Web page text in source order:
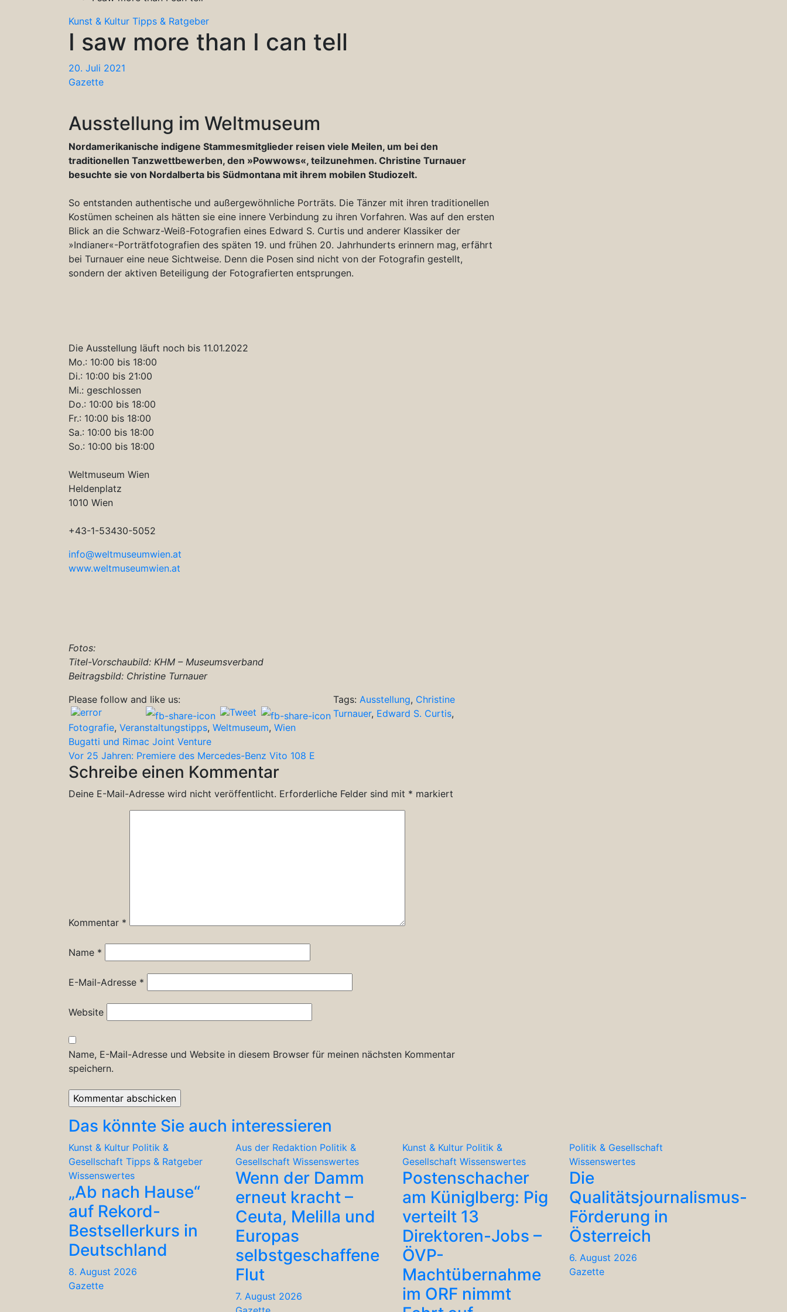
Kunst & Kultur Tipps & Ratgeber
I saw more than I can tell
20. Juli 2021
Gazette
Ausstellung im Weltmuseum
Nordamerikanische indigene Stammesmitglieder reisen viele Meilen, um bei den
traditionellen Tanzwettbewerben, den »Powwows«, teilzunehmen. Christine Turnauer
besuchte sie von Nordalberta bis Südmontana mit ihrem mobilen Studiozelt.
So entstanden authentische und außergewöhnliche Porträts. Die Tänzer mit ihren traditionellen
Kostümen scheinen als hätten sie eine innere Verbindung zu ihren Vorfahren. Was auf den ersten
Blick an die Schwarz-Weiß-Fotografien eines Edward S. Curtis und anderer Klassiker der
»Indianer«-Porträtfotografien des späten 19. und frühen 20. Jahrhunderts erinnern mag, erfährt
bei Turnauer eine neue Sichtweise. Denn die Posen sind nicht von der Fotografin gestellt,
sondern der aktiven Beteiligung der Fotografierten entsprungen.
Die Ausstellung läuft noch bis 11.01.2022
Mo.: 10:00 bis 18:00
Di.: 10:00 bis 21:00
Mi.: geschlossen
Do.: 10:00 bis 18:00
Fr.: 10:00 bis 18:00
Sa.: 10:00 bis 18:00
So.: 10:00 bis 18:00
Weltmuseum Wien
Heldenplatz
1010 Wien
+43-1-53430-5052
info@weltmuseumwien.at
www.weltmuseumwien.at
Fotos:
Titel-Vorschaubild: KHM – Museumsverband
Beitragsbild: Christine Turnauer
Please follow and like us:
Tags: Ausstellung, Christine
Turnauer, Edward S. Curtis,
Fotografie, Veranstaltungstipps, Weltmuseum, Wien
Beitragsnavigation
Bugatti und Rimac Joint Venture
Vor 25 Jahren: Premiere des Mercedes-Benz Vito 108 E
Schreibe einen Kommentar
Deine E-Mail-Adresse wird nicht veröffentlicht. Erforderliche Felder sind mit * markiert
Kommentar *
Name *
E-Mail-Adresse *
Website
Name, E-Mail-Adresse und Website in diesem Browser für meinen nächsten Kommentar
speichern.
Das könnte Sie auch interessieren
Kunst & Kultur Politik &
Gesellschaft Tipps & Ratgeber
Wissenswertes
„Ab nach Hause“
auf Rekord-
Bestsellerkurs in
Deutschland
8. August 2026
Gazette
Aus der Redaktion Politik &
Gesellschaft Wissenswertes
Wenn der Damm
erneut kracht –
Ceuta, Melilla und
Europas
selbstgeschaffene
Flut
7. August 2026
Kunst & Kultur Politik &
Gesellschaft Wissenswertes
Postenschacher
am Küniglberg: Pig
verteilt 13
Direktoren-Jobs –
ÖVP-
Machtübernahme
im ORF nimmt
Politik & Gesellschaft
Wissenswertes
Die
Qualitätsjournalismus-
Förderung in
Österreich
6. August 2026
Gazette